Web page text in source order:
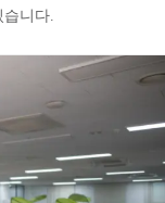
니다.